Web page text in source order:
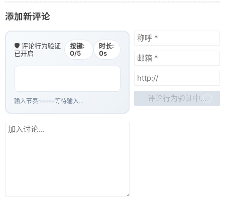
添加新评论
🛡️ 评论行为验证
已开启
按键:
0/5
时长:
0s
输入节奏: 等待输入... 评论行为验证中...